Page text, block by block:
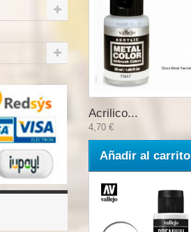
Acrilico...
4,70 €
Añadir al carrito